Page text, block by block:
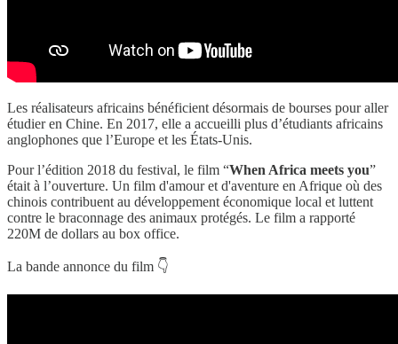
Les réalisateurs africains bénéficient désormais de bourses pour aller
étudier en Chine. En 2017, elle a accueilli plus d’étudiants africains
anglophones que l’Europe et les États-Unis.
Pour l’édition 2018 du festival, le film “When Africa meets you”
était à l’ouverture. Un film d'amour et d'aventure en Afrique où des
chinois contribuent au développement économique local et luttent
contre le braconnage des animaux protégés. Le film a rapporté
220M de dollars au box office.
La bande annonce du film 👇